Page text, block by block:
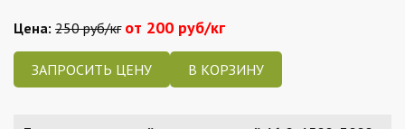
Цена: 250 руб/кг от 200 руб/кг
ЗАПРОСИТЬ ЦЕНУ